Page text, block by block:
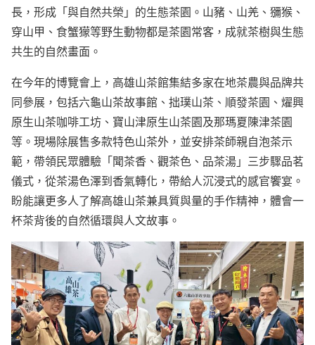
長，形成「與自然共榮」的生態茶園。山豬、山羌、獼猴、
穿山甲、食蟹獴等野生動物都是茶園常客，成就茶樹與生態
共生的自然畫面。
在今年的博覽會上，高雄山茶館集結多家在地茶農與品牌共
同參展，包括六龜山茶故事館、拙璞山茶、順發茶園、燿興
原生山茶咖啡工坊、寶山津原生山茶園及那瑪夏陳津茶園
等。現場除展售多款特色山茶外，並安排茶師親自泡茶示
範，帶領民眾體驗「聞茶香、觀茶色、品茶湯」三步驟品茗
儀式，從茶湯色澤到香氣轉化，帶給人沉浸式的感官饗宴。
盼能讓更多人了解高雄山茶兼具質與量的手作精神，體會一
杯茶背後的自然循環與人文故事。